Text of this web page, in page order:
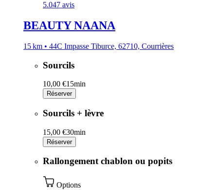
5.047 avis
BEAUTY NAANA
15 km • 44C Impasse Tiburce, 62710, Courrières
Sourcils
10,00 €15min
Réserver
Sourcils + lèvre
15,00 €30min
Réserver
Rallongement chablon ou popits
Options